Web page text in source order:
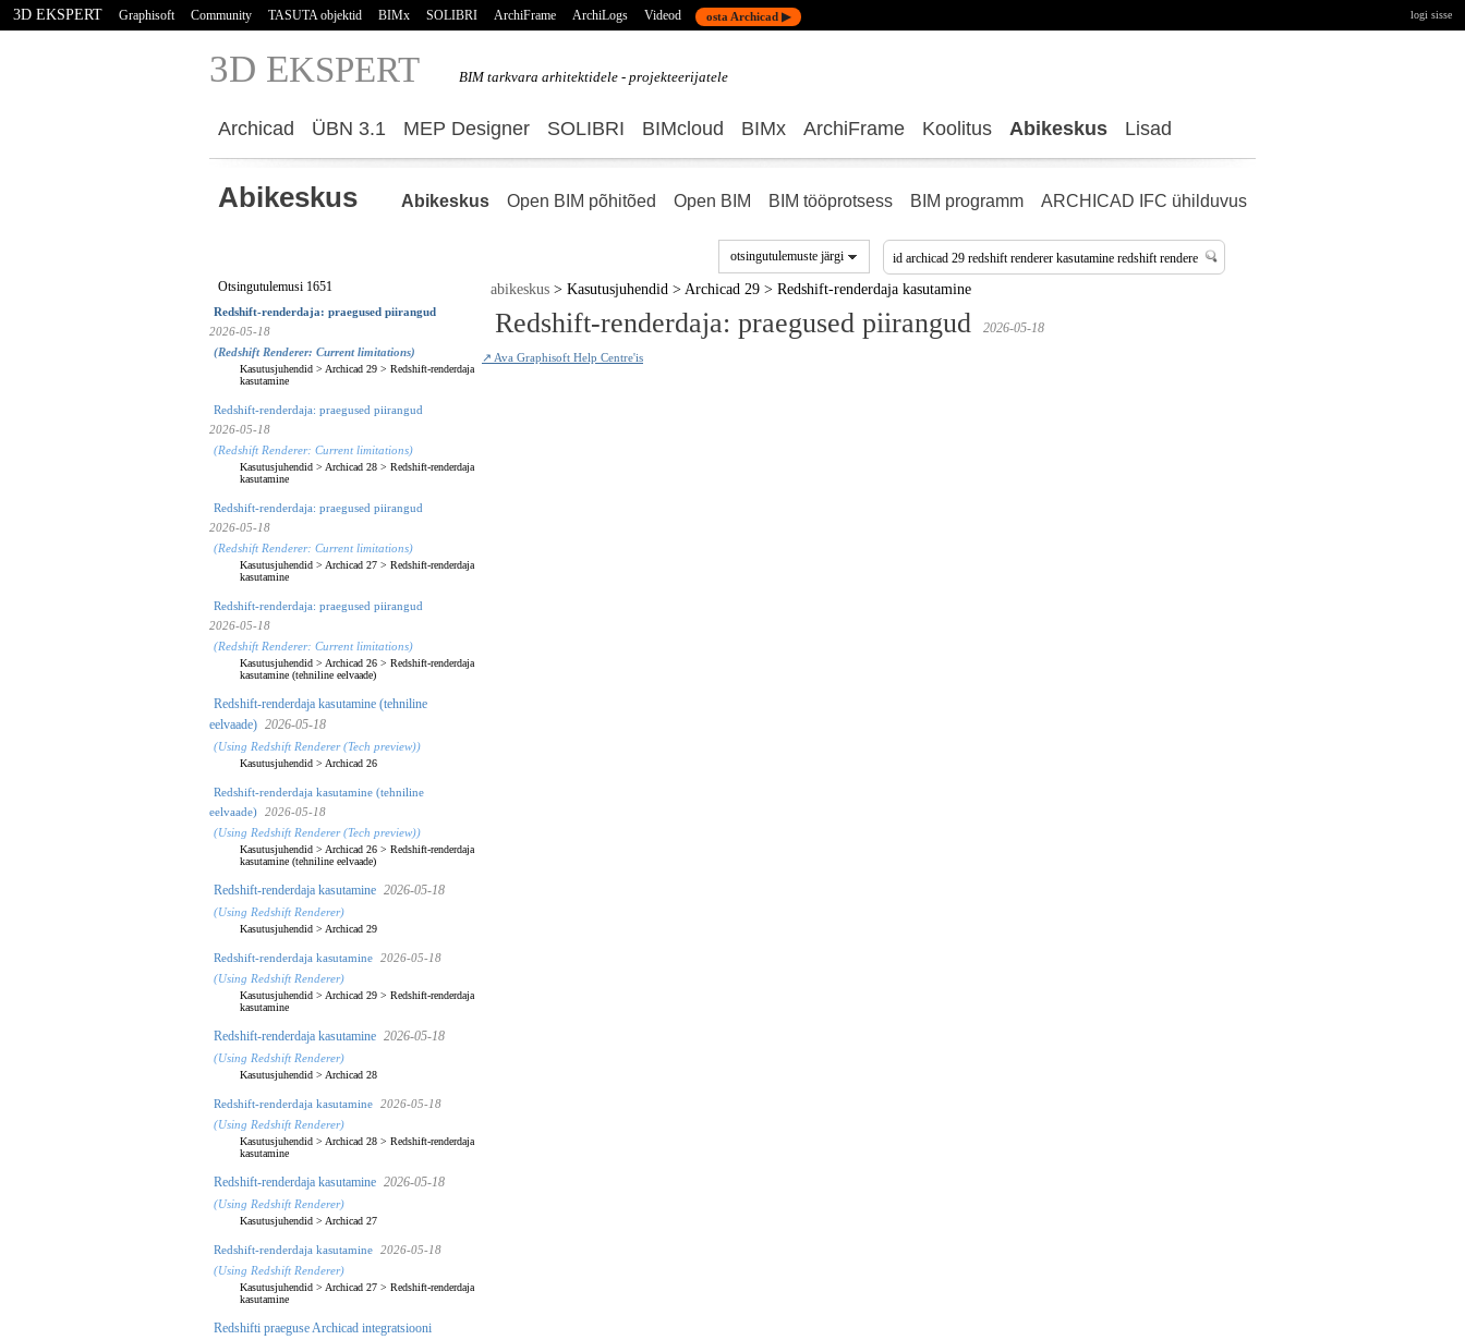
3D EKSPERT Graphisoft Community TASUTA objektid BIMx SOLIBRI ArchiFrame ArchiLogs Videod osta Archicad ▶ logi sisse
3D EKSPERT BIM tarkvara arhitektidele - projekteerijatele
Archicad ÜBN 3.1 MEP Designer SOLIBRI BIMcloud BIMx ArchiFrame Koolitus Abikeskus Lisad
Abikeskus Abikeskus Open BIM põhitõed Open BIM BIM tööprotsess BIM programm ARCHICAD IFC ühilduvus
otsingutulemuste järgi
Otsingutulemusi 1651
Redshift-renderdaja: praegused piirangud
2026-05-18
(Redshift Renderer: Current limitations)
Kasutusjuhendid > Archicad 29 > Redshift-renderdaja
kasutamine
Redshift-renderdaja: praegused piirangud
2026-05-18
(Redshift Renderer: Current limitations)
Kasutusjuhendid > Archicad 28 > Redshift-renderdaja
kasutamine
Redshift-renderdaja: praegused piirangud
2026-05-18
(Redshift Renderer: Current limitations)
Kasutusjuhendid > Archicad 27 > Redshift-renderdaja
kasutamine
Redshift-renderdaja: praegused piirangud
2026-05-18
(Redshift Renderer: Current limitations)
Kasutusjuhendid > Archicad 26 > Redshift-renderdaja
kasutamine (tehniline eelvaade)
Redshift-renderdaja kasutamine (tehniline
eelvaade) 2026-05-18
(Using Redshift Renderer (Tech preview))
Kasutusjuhendid > Archicad 26
Redshift-renderdaja kasutamine (tehniline
eelvaade)
2026-05-18
(Using Redshift Renderer (Tech preview))
Kasutusjuhendid > Archicad 26 > Redshift-renderdaja
kasutamine (tehniline eelvaade)
Redshift-renderdaja kasutamine 2026-05-18
(Using Redshift Renderer)
Kasutusjuhendid > Archicad 29
Redshift-renderdaja kasutamine
2026-05-18
(Using Redshift Renderer)
Kasutusjuhendid > Archicad 29 > Redshift-renderdaja
kasutamine
Redshift-renderdaja kasutamine 2026-05-18
(Using Redshift Renderer)
Kasutusjuhendid > Archicad 28
Redshift-renderdaja kasutamine
2026-05-18
(Using Redshift Renderer)
Kasutusjuhendid > Archicad 28 > Redshift-renderdaja
kasutamine
Redshift-renderdaja kasutamine 2026-05-18
(Using Redshift Renderer)
Kasutusjuhendid > Archicad 27
Redshift-renderdaja kasutamine
2026-05-18
(Using Redshift Renderer)
Kasutusjuhendid > Archicad 27 > Redshift-renderdaja
kasutamine
Redshifti praeguse Archicad integratsiooni
abikeskus > Kasutusjuhendid > Archicad 29 > Redshift-renderdaja kasutamine
Redshift-renderdaja: praegused piirangud 2026-05-18
↗ Ava Graphisoft Help Centre'is